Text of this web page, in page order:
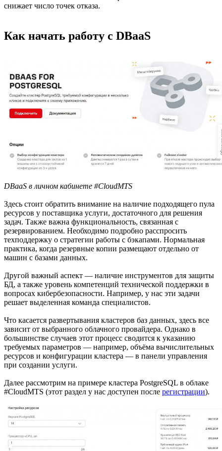
снижает число точек отказа.
Как начать работу с DBaaS
DBaaS в личном кабинете #CloudMTS
Здесь стоит обратить внимание на наличие подходящего пула
ресурсов у поставщика услуги, достаточного для решения
задач. Также важна функциональность, связанная с
резервированием. Необходимо подробно расспросить
техподдержку о стратегии работы с бэкапами. Нормальная
практика, когда резервные копии размещают отдельно от
машин с базами данных.
Другой важный аспект — наличие инструментов для защиты
БД, а также уровень компетенций технической поддержки в
вопросах кибербезопасности. Например, у нас эти задачи
решает выделенная команда специалистов.
Что касается развертывания кластеров баз данных, здесь все
зависит от выбранного облачного провайдера. Однако в
большинстве случаев этот процесс сводится к указанию
требуемых параметров — например, объёма вычислительных
ресурсов и конфигурации кластера — в панели управления
при создании услуги.
Далее рассмотрим на примере кластера PostgreSQL в облаке
#CloudMTS (этот раздел у нас доступен после регистрации).